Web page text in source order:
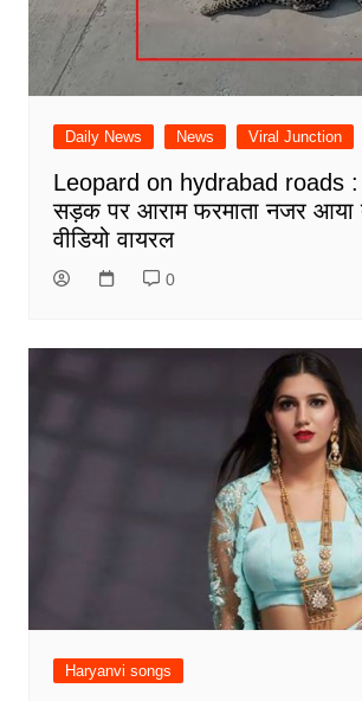
Daily News News Viral Junction
Leopard on hydrabad roads :
सड़क पर आराम फरमाता नजर
वीडियो वायरल
0
Haryanvi songs